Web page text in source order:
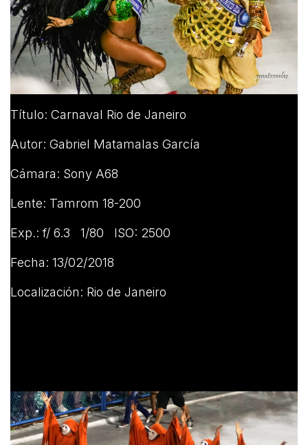
Título: Carnaval Rio de Janeiro
Autor: Gabriel Matamalas García
Cámara: Sony A68
Lente: Tamrom 18-200
Exp.: f/ 6.3 1/80 ISO: 2500
Fecha: 13/02/2018
Localización: Rio de Janeiro